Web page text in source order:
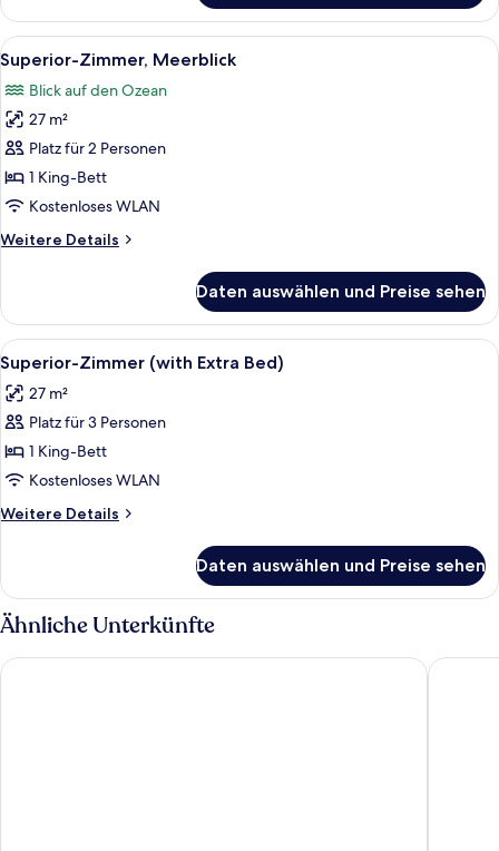
Zimmer
Alle
Fotos
für
Superior-
Zimmer,
Meerblick
anzeigen
Ein modernes Hotelzimmer mit
6
Superior-Zimmer, Meerblick
Blick auf den Ozean
27 m²
Platz für 2 Personen
1 King-Bett
Kostenloses WLAN
Weitere Details
Weitere
Zimmer,
Meerblick
Daten auswählen und Preise sehen
Alle
Fotos
für
Superior-
Zimmer
(with
Extra
Bed)
Ein Hotelzimmer mit zwei Betten,
6
Superior-Zimmer (with Extra Bed)
27 m²
Platz für 3 Personen
1 King-Bett
Kostenloses WLAN
Weitere Details
Weitere
Zimmer
(with
Extra
Daten auswählen und Preise sehen
Ähnliche Unterkünfte
Leonardo Royal Hotel Barcelona Forum Hotel